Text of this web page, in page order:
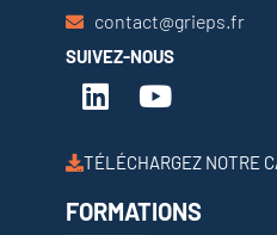
contact@grieps.fr
SUIVEZ-NOUS
TÉLÉCHARGEZ NOTRE
FORMATIONS